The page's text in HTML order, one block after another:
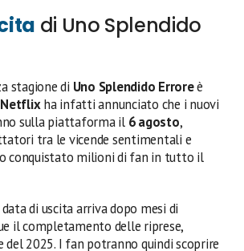
di Uno Splendido
stagione di Uno Splendido Erroreè
Netflixha infatti annunciato che i nuovi
sulla piattaforma il 6 agosto,
tra le vicende sentimentali e
conquistato milioni di fan in tutto il
di uscita arriva dopo mesi di
il completamento delle riprese,
2025. I fan potranno quindi scoprire